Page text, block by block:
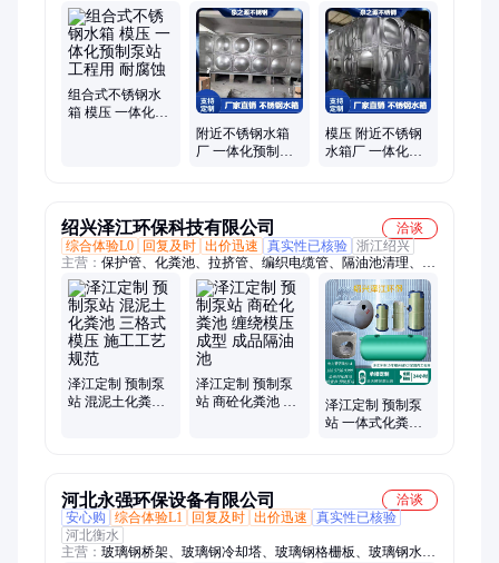
钢水箱
组合式不锈钢水
箱 模压 一体化预
附近不锈钢水箱
厂 一体化预制泵
模压 附近不锈钢
水箱厂 一体化预
绍兴泽江环保科技有限公司
洽谈
综合体验L0
回复及时 出价迅速 真实性已核验 浙江绍兴
主营： 保护管、化粪池、拉挤管、编织电缆管、隔油池清理、竖
流式沉淀池、玻璃钢隔油池、电力缠绕电缆管
泽江定制 预制泵
站 混泥土化粪池
泽江定制 预制泵
站 商砼化粪池 缠
泽江定制 预制泵
站 一体式化粪池
河北永强环保设备有限公司
洽谈
安心购
综合体验L1 回复及时 出价迅速
真实性已核验
河北衡水
主营： 玻璃钢桥架、玻璃钢冷却塔、玻璃钢格栅板、玻璃钢水